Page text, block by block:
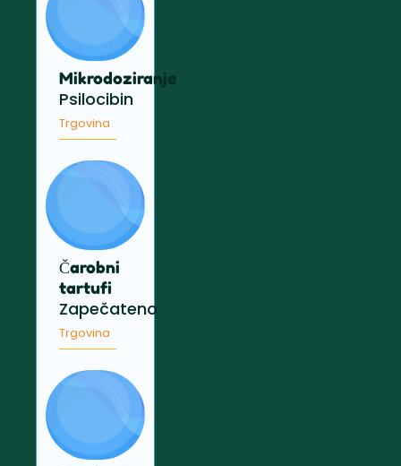
Mikrodoziranje
Psilocibin
Trgovina
Čarobni
tartufi
Zapečateno
Trgovina